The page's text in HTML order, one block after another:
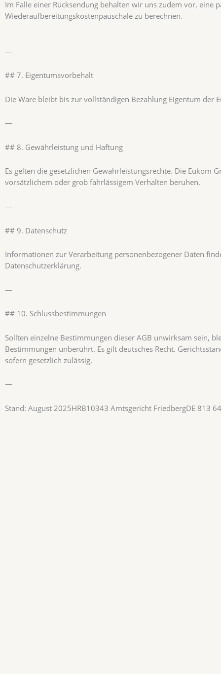
Im Falle einer Rücksendung behalten wir uns zudem vor, eine
Wiederaufbereitungskostenpauschale zu berechnen.
—
## 7. Eigentumsvorbehalt
Die Ware bleibt bis zur vollständigen Bezahlung Eigentum der
—
## 8. Gewährleistung und Haftung
Es gelten die gesetzlichen Gewährleistungsrechte. Die Eukom
vorsätzlichem oder grob fahrlässigem Verhalten beruhen.
—
## 9. Datenschutz
Informationen zur Verarbeitung personenbezogener Daten
Datenschutzerklärung.
—
## 10. Schlussbestimmungen
Sollten einzelne Bestimmungen dieser AGB unwirksam sein,
Bestimmungen unberührt. Es gilt deutsches Recht.
sofern gesetzlich zulässig.
—
Stand: August 2025HRB10343 Amtsgericht FriedbergDE 813